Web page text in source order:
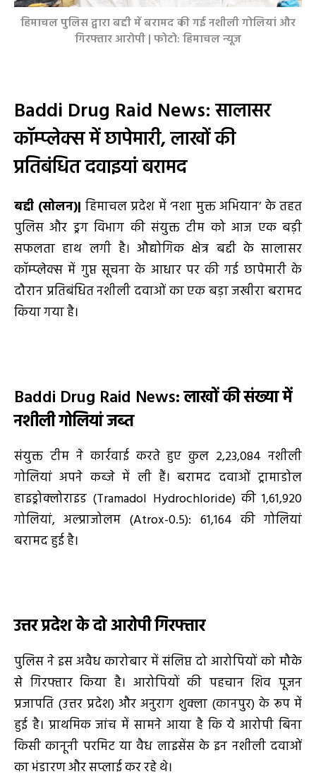
हिमाचल पुलिस द्वारा बद्दी में बरामद की गई नशीली गोलियां और
गिरफ्तार आरोपी | फोटो: हिमाचल न्यूज
Baddi Drug Raid News: सालासर
कॉम्प्लेक्स में छापेमारी, लाखों की
प्रतिबंधित दवाइयां बरामद
बद्दी (सोलन)| हिमाचल प्रदेश में ‘नशा मुक्त अभियान’ के तहत
पुलिस और ड्रग विभाग की संयुक्त टीम को आज एक बड़ी
सफलता हाथ लगी है। औद्योगिक क्षेत्र बद्दी के सालासर
कॉम्प्लेक्स में गुप्त सूचना के आधार पर की गई छापेमारी के
दौरान प्रतिबंधित नशीली दवाओं का एक बड़ा जखीरा बरामद
किया गया है।
Baddi Drug Raid News:लाखों की संख्या में
नशीली गोलियां जब्त
संयुक्त टीम ने कार्रवाई करते हुए कुल 2,23,084 नशीली
गोलियां अपने कब्जे में ली हैं। बरामद दवाओं ट्रामाडोल
हाइड्रोक्लोराइड (Tramadol Hydrochloride) की 1,61,920
गोलियां, अल्प्राजोलम (Atrox-0.5): 61,164 की गोलियां
बरामद हुई है।
उत्तर प्रदेश के दो आरोपी गिरफ्तार
पुलिस ने इस अवैध कारोबार में संलिप्त दो आरोपियों को मौके
से गिरफ्तार किया है। आरोपियों की पहचान शिव पूजन
प्रजापति (उत्तर प्रदेश) और अनुराग शुक्ला (कानपुर) के रूप में
हुई है। प्राथमिक जांच में सामने आया है कि ये आरोपी बिना
किसी कानूनी परमिट या वैध लाइसेंस के इन नशीली दवाओं
का भंडारण और सप्लाई कर रहे थे।